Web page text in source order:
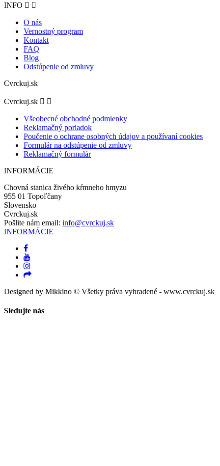
INFO  
O nás
Vernostný program
Kontakt
FAQ
Blog
Odstúpenie od zmluvy
Cvrckuj.sk
Cvrckuj.sk  
Všeobecné obchodné podmienky
Reklamačný poriadok
Poučenie o ochrane osobných údajov a používaní cookies
Formulár na odstúpenie od zmluvy
Reklamačný formulár
INFORMÁCIE
Chovná stanica živého kŕmneho hmyzu
955 01 Topoľčany
Slovensko
Cvrckuj.sk
Pošlite nám email: info@cvrckuj.sk
INFORMÁCIE
Designed by Mikkino © Všetky práva vyhradené - www.cvrckuj.sk
Sledujte nás